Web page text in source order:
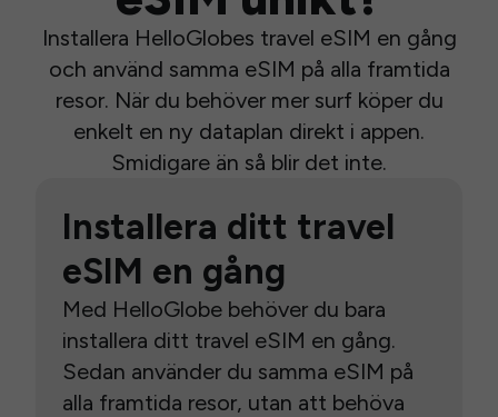
Installera HelloGlobes travel eSIM en gång
och använd samma eSIM på alla framtida
resor. När du behöver mer surf köper du
enkelt en ny dataplan direkt i appen.
Smidigare än så blir det inte.
Installera ditt travel
eSIM en gång
Med HelloGlobe behöver du bara
installera ditt travel eSIM en gång.
Sedan använder du samma eSIM på
alla framtida resor, utan att behöva